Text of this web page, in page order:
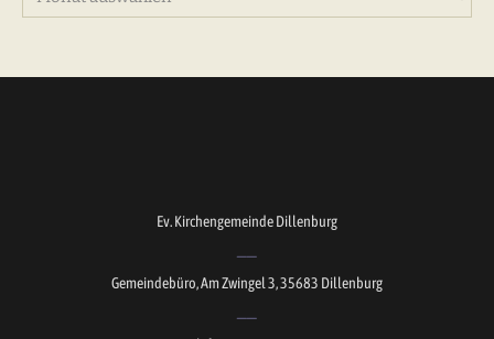
Ev. Kirchengemeinde Dillenburg
Gemeindebüro, Am Zwingel 3, 35683 Dillenburg